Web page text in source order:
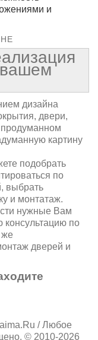
и
дизайна
двери,
картину
подобрать
по
выбрать
и монтатаж.
нужные Вам
консультацию по
же
дверей и
/ Любое
© 2010-2026